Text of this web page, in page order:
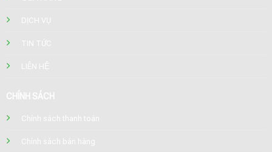
DỊCH VỤ
TIN TỨC
LIÊN HỆ
CHÍNH SÁCH
Chính sách thanh toán
Chính sách bán hàng